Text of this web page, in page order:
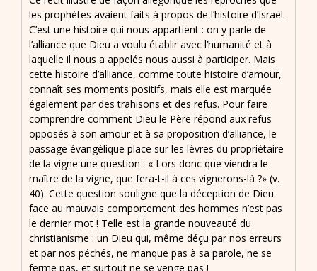
les prophètes avaient faits à propos de l’histoire d’Israël.
C’est une histoire qui nous appartient : on y parle de
l’alliance que Dieu a voulu établir avec l’humanité et à
laquelle il nous a appelés nous aussi à participer. Mais
cette histoire d’alliance, comme toute histoire d’amour,
connaît ses moments positifs, mais elle est marquée
également par des trahisons et des refus. Pour faire
comprendre comment Dieu le Père répond aux refus
opposés à son amour et à sa proposition d’alliance, le
passage évangélique place sur les lèvres du propriétaire
de la vigne une question : « Lors donc que viendra le
maître de la vigne, que fera-t-il à ces vignerons-là ?» (v.
40). Cette question souligne que la déception de Dieu
face au mauvais comportement des hommes n’est pas
le dernier mot ! Telle est la grande nouveauté du
christianisme : un Dieu qui, même déçu par nos erreurs
et par nos péchés, ne manque pas à sa parole, ne se
ferme pas, et surtout ne se venge pas !